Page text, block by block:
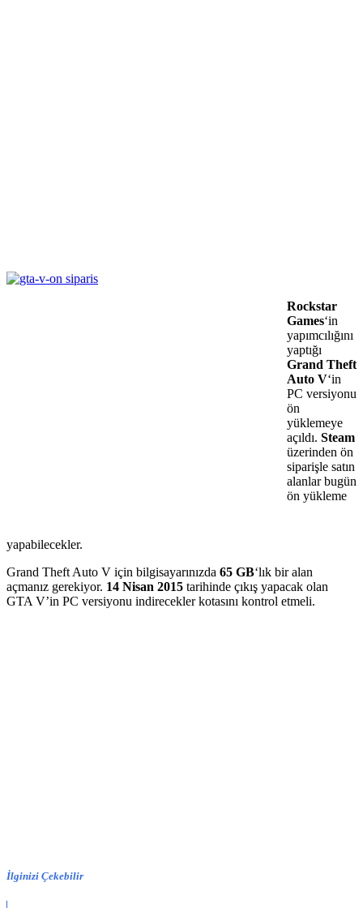
Rockstar
Games‘in
yapımcılığını
yaptığı
Grand Theft
Auto V‘in
PC versiyonu
ön
yüklemeye
açıldı. Steam
üzerinden ön
siparişle satın
alanlar bugün
ön yükleme
yapabilecekler.
Grand Theft Auto V için bilgisayarınızda 65 GB‘lık bir alan
açmanız gerekiyor. 14 Nisan 2015 tarihinde çıkış yapacak olan
GTA V’in PC versiyonu indirecekler kotasını kontrol etmeli.
İlginizi Çekebilir